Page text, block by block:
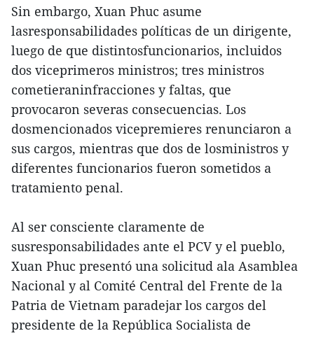
Sin embargo, Xuan Phuc asume
lasresponsabilidades políticas de un dirigente,
luego de que distintosfuncionarios, incluidos
dos viceprimeros ministros; tres ministros
cometieraninfracciones y faltas, que
provocaron severas consecuencias. Los
dosmencionados vicepremieres renunciaron a
sus cargos, mientras que dos de losministros y
diferentes funcionarios fueron sometidos a
tratamiento penal.
Al ser consciente claramente de
susresponsabilidades ante el PCV y el pueblo,
Xuan Phuc presentó una solicitud ala Asamblea
Nacional y al Comité Central del Frente de la
Patria de Vietnam paradejar los cargos del
presidente de la República Socialista de